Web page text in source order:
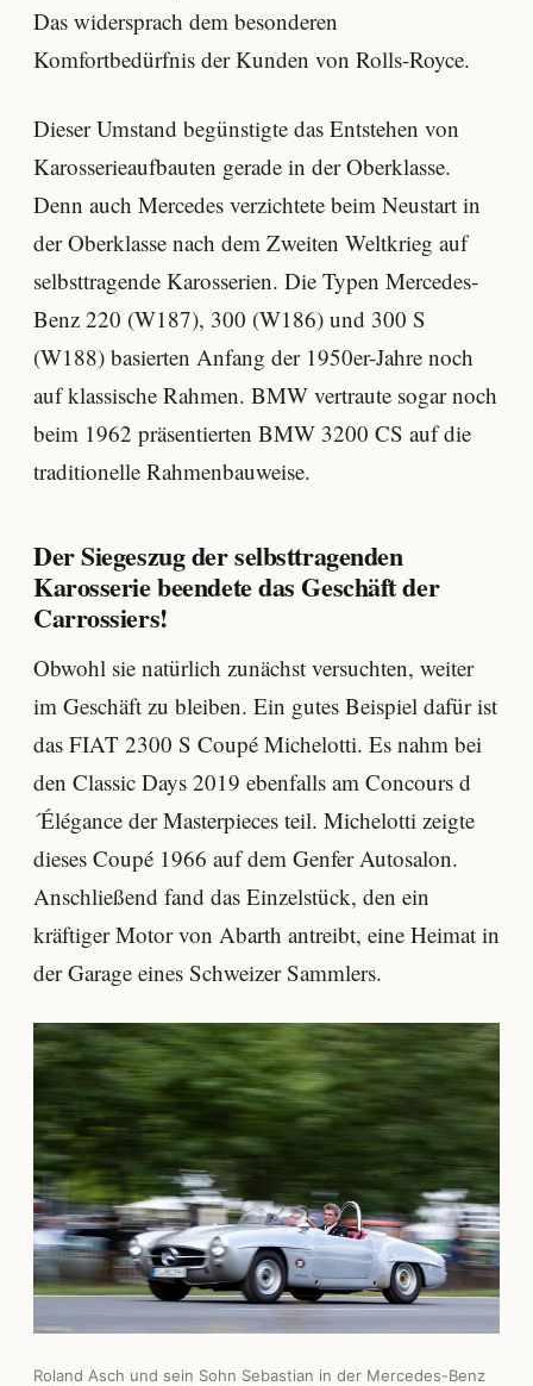
Das widersprach dem besonderen
Komfortbedürfnis der Kunden von Rolls-Royce.
Dieser Umstand begünstigte das Entstehen von
Karosserieaufbauten gerade in der Oberklasse.
Denn auch Mercedes verzichtete beim Neustart in
der Oberklasse nach dem Zweiten Weltkrieg auf
selbsttragende Karosserien. Die Typen Mercedes-
Benz 220 (W187), 300 (W186) und 300 S
(W188) basierten Anfang der 1950er-Jahre noch
auf klassische Rahmen. BMW vertraute sogar noch
beim 1962 präsentierten BMW 3200 CS auf die
traditionelle Rahmenbauweise.
Der Siegeszug der selbsttragenden
Karosserie beendete das Geschäft der
Carrossiers!
Obwohl sie natürlich zunächst versuchten, weiter
im Geschäft zu bleiben. Ein gutes Beispiel dafür ist
das FIAT 2300 S Coupé Michelotti. Es nahm bei
den Classic Days 2019 ebenfalls am Concours d
´Élégance der Masterpieces teil. Michelotti zeigte
dieses Coupé 1966 auf dem Genfer Autosalon.
Anschließend fand das Einzelstück, den ein
kräftiger Motor von Abarth antreibt, eine Heimat in
der Garage eines Schweizer Sammlers.
Roland Asch und sein Sohn Sebastian in der Mercedes-Benz